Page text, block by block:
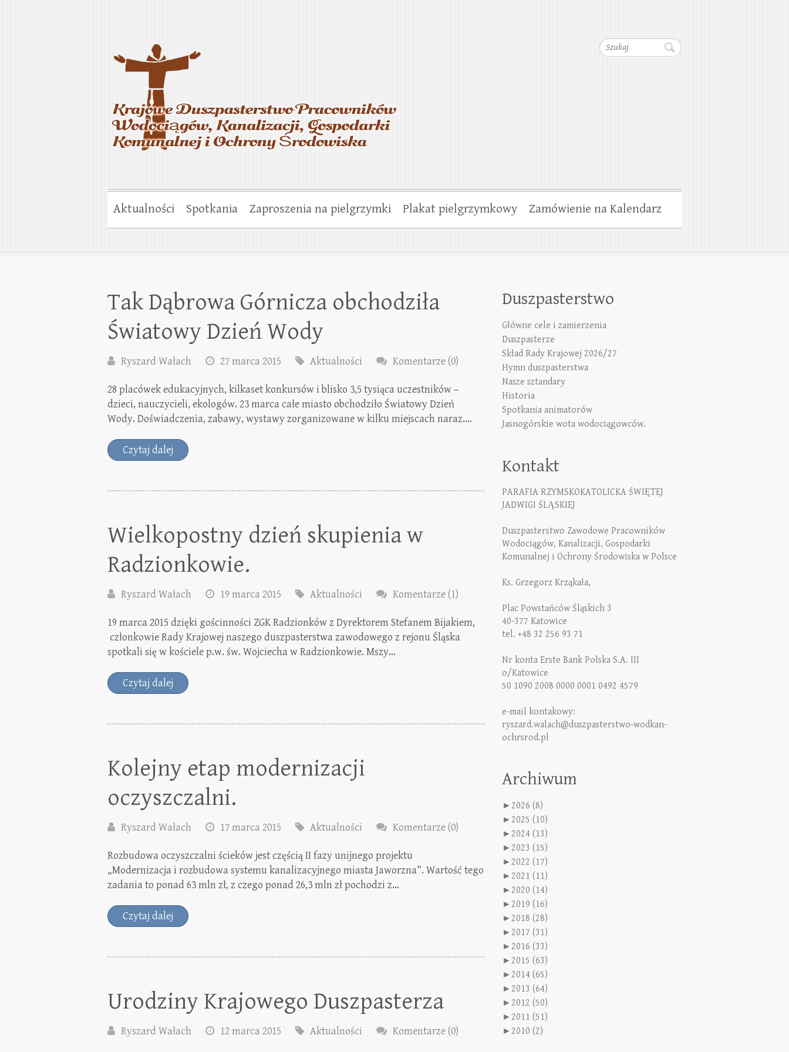
Szukaj
Krajowe Duszpasterstwo Pracowników Wodociągów, Kanalizacji,
Gospodarki Komunalnej i Ochrony Środowiska
Aktualności Spotkania Zaproszenia na pielgrzymki Plakat pielgrzymkowy Zamówienie na Kalendarz
Tak Dąbrowa Górnicza obchodziła
Światowy Dzień Wody
Ryszard Wałach 27 marca 2015 Aktualności Komentarze (0)
28 placówek edukacyjnych, kilkaset konkursów i blisko 3,5 tysiąca uczestników –
dzieci, nauczycieli, ekologów. 23 marca całe miasto obchodziło Światowy Dzień
Wody. Doświadczenia, zabawy, wystawy zorganizowane w kilku miejscach naraz.…
Czytaj dalej
Wielkopostny dzień skupienia w
Radzionkowie.
Ryszard Wałach 19 marca 2015 Aktualności Komentarze (1)
19 marca 2015 dzięki gościnności ZGK Radzionków z Dyrektorem Stefanem Bijakiem,
członkowie Rady Krajowej naszego duszpasterstwa zawodowego z rejonu Śląska
spotkali się w kościele p.w. św. Wojciecha w Radzionkowie. Mszy…
Czytaj dalej
Kolejny etap modernizacji
oczyszczalni.
Ryszard Wałach 17 marca 2015 Aktualności Komentarze (0)
Rozbudowa oczyszczalni ścieków jest częścią II fazy unijnego projektu
„Modernizacja i rozbudowa systemu kanalizacyjnego miasta Jaworzna”. Wartość tego
zadania to ponad 63 mln zł, z czego ponad 26,3 mln zł pochodzi z…
Czytaj dalej
Urodziny Krajowego Duszpasterza
Ryszard Wałach 12 marca 2015 Aktualności Komentarze (0)
Duszpasterstwo
Główne cele i zamierzenia
Duszpasterze
Skład Rady Krajowej 2026/27
Hymn duszpasterstwa
Nasze sztandary
Historia
Spotkania animatorów
Jasnogórskie wota wodociągowców.
Kontakt
PARAFIA RZYMSKOKATOLICKA ŚWIĘTEJ
JADWIGI ŚLĄSKIEJ
Duszpasterstwo Zawodowe Pracowników
Wodociągów, Kanalizacji, Gospodarki
Komunalnej i Ochrony Środowiska w Polsce
Ks. Grzegorz Krząkała,
Plac Powstańców Śląskich 3
40-377 Katowice
tel. +48 32 256 93 71
Nr konta Erste Bank Polska S.A. III
o/Katowice
50 1090 2008 0000 0001 0492 4579
e-mail kontakowy:
ryszard.walach@duszpasterstwo-wodkan-
ochrsrod.pl
Archiwum
►2026 (8)
►2025 (10)
►2024 (13)
►2023 (15)
►2022 (17)
►2021 (11)
►2020 (14)
►2019 (16)
►2018 (28)
►2017 (31)
►2016 (33)
►2015 (63)
►2014 (65)
►2013 (64)
►2012 (50)
►2011 (51)
►2010 (2)